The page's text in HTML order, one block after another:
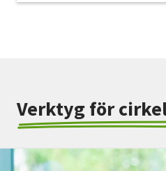
Verktyg för